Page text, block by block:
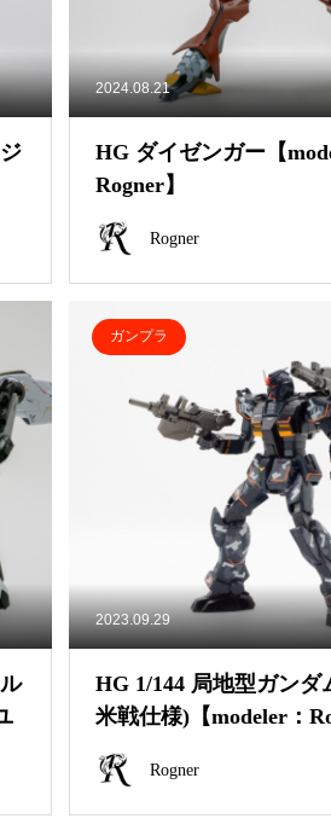
2024.08.21
HG ダイゼンガー【
Rogner】
Rogner
2023.09.29
ガンプラ
HG 1/144 局地型ガンダ
米戦仕様)【modeler：
r】
Rogner